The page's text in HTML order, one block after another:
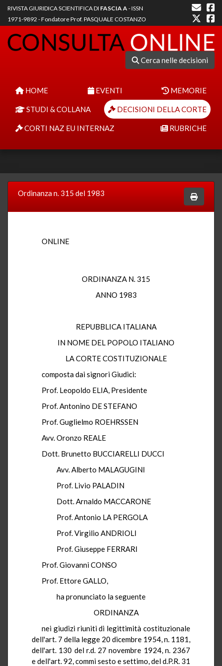
RIVISTA GIURIDICA SCIENTIFICA DI FASCIA A- ISSN
1971-9892 - Fondatore Prof. PASQUALE COSTANZO
Cerca nelle decisioni
HOME EVENTI MEMORIE
STUDI & COLLANA DECISIONI DELLA CORTE
CORTI NAZ EU INTERNAZ RUBRICHE
Ordinanza n. 315 del 1983
ONLINE
ORDINANZA N. 315
ANNO 1983
REPUBBLICA ITALIANA
IN NOME DEL POPOLO ITALIANO
LA CORTE COSTITUZIONALE
composta dai signori Giudici:
Prof. Leopoldo ELIA, Presidente
Prof. Antonino DE STEFANO
Prof. Guglielmo ROEHRSSEN
Avv. Oronzo REALE
Dott. Brunetto BUCCIARELLI DUCCI
Avv. Alberto MALAGUGINI
Prof. Livio PALADIN
Dott. Arnaldo MACCARONE
Prof. Antonio LA PERGOLA
Prof. Virgilio ANDRIOLI
Prof. Giuseppe FERRARI
Prof. Giovanni CONSO
Prof. Ettore GALLO,
ha pronunciato la seguente
ORDINANZA
nei giudizi riuniti di legittimità costituzionale
dell'art. 7 della legge 20 dicembre 1954, n. 1181,
dell'art. 130 del r.d. 27 novembre 1924, n. 2367
e dell'art. 92, commi sesto e settimo, del d.P.R. 31